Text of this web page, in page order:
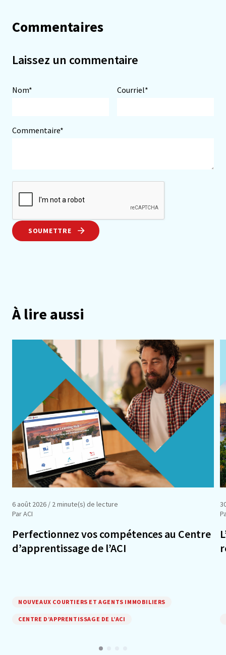
Commentaires
Laissez un commentaire
Nom* Courriel*
Commentaire*
SOUMETTRE
À lire aussi
6 août 2026 / 2 minute(s) de lecture
Par ACI
Perfectionnez vos compétences au Centre
d’apprentissage de l’ACI
NOUVEAUX COURTIERS ET AGENTS IMMOBILIERS
CENTRE D’APPRENTISSAGE DE L’ACI